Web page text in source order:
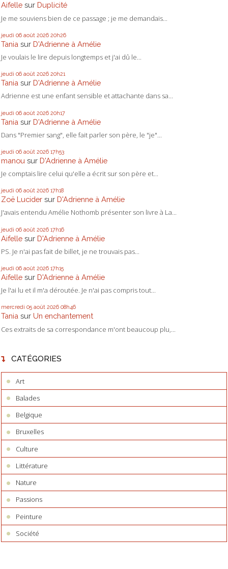
Aifelle sur Duplicité
Je me souviens bien de ce passage ; je me demandais...
jeudi 06 août 2026 20h26
Tania sur D'Adrienne à Amélie
Je voulais le lire depuis longtemps et j'ai dû le...
jeudi 06 août 2026 20h21
Tania sur D'Adrienne à Amélie
Adrienne est une enfant sensible et attachante dans sa...
jeudi 06 août 2026 20h17
Tania sur D'Adrienne à Amélie
Dans "Premier sang", elle fait parler son père, le "je"...
jeudi 06 août 2026 17h53
manou sur D'Adrienne à Amélie
Je comptais lire celui qu'elle a écrit sur son père et...
jeudi 06 août 2026 17h18
Zoë Lucider sur D'Adrienne à Amélie
J'avais entendu Amélie Nothomb présenter son livre à La...
jeudi 06 août 2026 17h16
Aifelle sur D'Adrienne à Amélie
PS. Je n'ai pas fait de billet, je ne trouvais pas...
jeudi 06 août 2026 17h15
Aifelle sur D'Adrienne à Amélie
Je l'ai lu et il m'a déroutée. Je n'ai pas compris tout...
mercredi 05 août 2026 08h46
Tania sur Un enchantement
Ces extraits de sa correspondance m'ont beaucoup plu,...
CATÉGORIES
Art
Balades
Belgique
Bruxelles
Culture
Littérature
Nature
Passions
Peinture
Société